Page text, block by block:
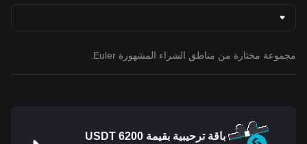
مجموعة مختارة من مناطق الشراء المشهورة Euler.
باقة ترحيبية بقيمة 6200 USDT